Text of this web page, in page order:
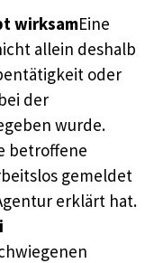
wirksamEine
allein deshalb
oder
der
wurde.
betroffene
gemeldet
erklärt hat.